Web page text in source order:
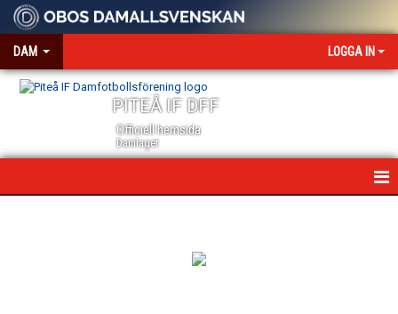
DAM LOGGA IN
PITEÅ IF DFF
Officiell hemsida
Damlaget